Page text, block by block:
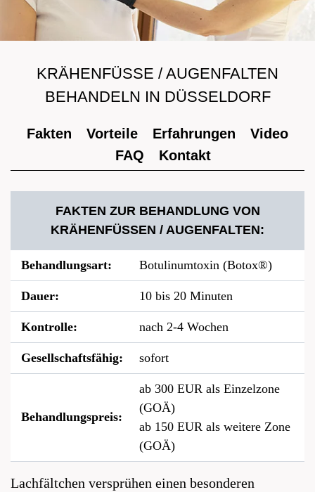
KRÄHENFÜSSE / AUGENFALTEN B
EHANDELN IN DÜSSELDORF
Fakten Vorteile Erfahrungen
Video
FAQ
Kontakt
FAKTEN ZUR BEHANDLUNG VON
KRÄHENFÜSSEN / AUGENFALTEN:
Behandlungsart: Botulinumtoxin (Botox®)
Dauer: 10 bis 20 Minuten
Kontrolle: nach 2-4 Wochen
Gesellschaftsfähig: sofort
Behandlungspreis:
ab 300 EUR als Einzelzone
(GOÄ)
ab 150 EUR als weitere Zone
(GOÄ)
Lachfältchen versprühen einen besonderen